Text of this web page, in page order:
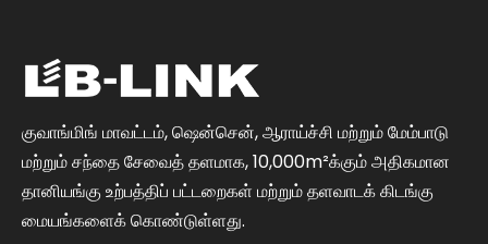
குவாங்மிங் மாவட்டம், ஷென்சென், ஆராய்ச்சி மற்றும் மேம்பாடு
மற்றும் சந்தை சேவைத் தளமாக, 10,000m²க்கும் அதிகமான
தானியங்கு உற்பத்திப் பட்டறைகள் மற்றும் தளவாடக் கிடங்கு
மையங்களைக் கொண்டுள்ளது.